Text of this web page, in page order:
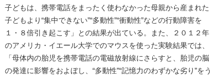
子どもは、携帯電話をまったく使わなかった母親から産まれた
子どもより“集中できない”“多動性”“衝動性”などの行動障害を
１・８倍引き起こす」との結果が出ている。また、２０１２年
のアメリカ・イエール大学でのマウスを使った実験結果では、
「母体内の胎児を携帯電話の電磁放射線にさらすと、胎児の脳
の発達に影響をおよぼし、“多動性”“記憶力のわずかな劣り”をう